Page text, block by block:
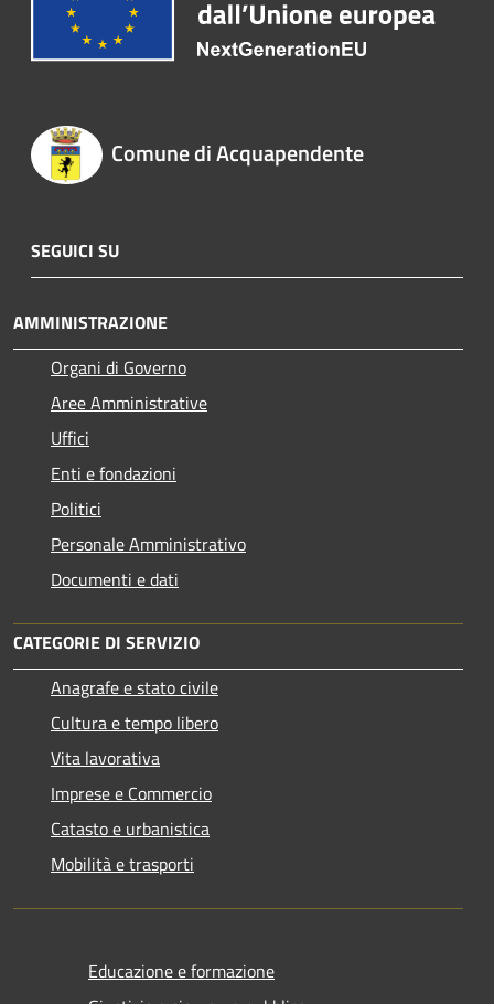
Comune di Acquapendente
SEGUICI SU
AMMINISTRAZIONE
Organi di Governo
Aree Amministrative
Uffici
Enti e fondazioni
Politici
Personale Amministrativo
Documenti e dati
CATEGORIE DI SERVIZIO
Anagrafe e stato civile
Cultura e tempo libero
Vita lavorativa
Imprese e Commercio
Catasto e urbanistica
Mobilità e trasporti
Educazione e formazione